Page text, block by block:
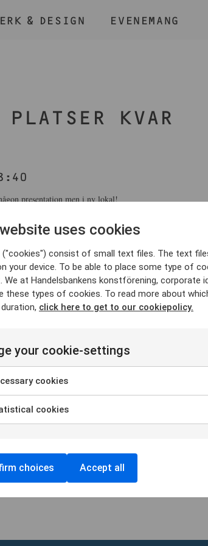
& DESIGN EVENEMANG
BLI MEDLEM
PLATSER KVAR
presentation men i ny lokal!
aktivitet. Ange namn och email, vilket
antal deltagare (endast en gäst per medlem). Vi
icke medlem. Betalning för visning kommer att
från oss. Anmälan är bindande.
uses cookies
("cookies") consist of small text files. The text
your device. To be able to place some type of
We at Handelsbankens konstförening, corporate
these types of cookies. To read more about
click here to get to our cookiepolicy.
your cookie-settings
cookies
cookies
choices Accept all